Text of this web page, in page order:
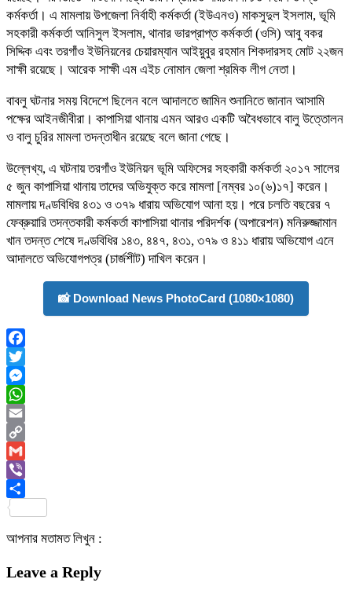
কর্মকর্তা। এ মামলায় উপজেলা নির্বাহী কর্মকর্তা (ইউএনও) মাকসুদুল ইসলাম, ভূমি
সহকারী কর্মকর্তা আনিসুল ইসলাম, থানার ভারপ্রাপ্ত কর্মকর্তা (ওসি) আবু বকর
সিদ্দিক এবং তরগাঁও ইউনিয়নের চেয়ারম্যান আইয়ুবুর রহমান শিকদারসহ মোট ২২জন
সাক্ষী রয়েছে। আরেক সাক্ষী এম এইচ নোমান জেলা শ্রমিক লীগ নেতা।
বাবলু ঘটনার সময় বিদেশে ছিলেন বলে আদালতে জামিন শুনানিতে জানান আসামি
পক্ষের আইনজীবীরা। কাপাসিয়া থানায় এমন আরও একটি অবৈধভাবে বালু উত্তোলন
ও বালু চুরির মামলা তদন্তাধীন রয়েছে বলে জানা গেছে।
উল্লেখ্য, এ ঘটনায় তরগাঁও ইউনিয়ন ভূমি অফিসের সহকারী কর্মকর্তা ২০১৭ সালের
৫ জুন কাপাসিয়া থানায় তাদের অভিযুক্ত করে মামলা [নম্বর ১০(৬)১৭] করেন।
মামলায় দণ্ডবিধির ৪৩১ ও ৩৭৯ ধারায় অভিযোগ আনা হয়। পরে চলতি বছরের ৭
ফেব্রুয়ারি তদন্তকারী কর্মকর্তা কাপাসিয়া থানার পরিদর্শক (অপারেশন) মনিরুজ্জামান
খান তদন্ত শেষে দণ্ডবিধির ১৪৩, ৪৪৭, ৪৩১, ৩৭৯ ও ৪১১ ধারায় অভিযোগ এনে
আদালতে অভিযোগপত্র (চার্জশীট) দাখিল করেন।
📸 Download News PhotoCard (1080×1080)
Facebook
Twitter
Messenger
WhatsApp
Email
Copy
Link
Gmail
Viber
আপনার মতামত লিখুন :
Leave a Reply